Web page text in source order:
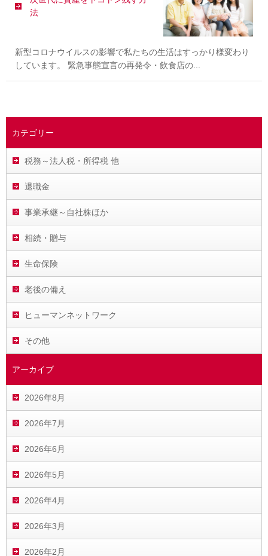
カテゴリー
税務～法人税・所得税 他
退職金
事業承継～自社株ほか
相続・贈与
生命保険
老後の備え
ヒューマンネットワーク
その他
アーカイブ
2026年8月
2026年7月
2026年6月
2026年5月
2026年4月
2026年3月
2026年2月
法
新型コロナウイルスの影響で私たちの生活はすっかり様変わり
しています。 緊急事態宣言の再発令・飲食店の...